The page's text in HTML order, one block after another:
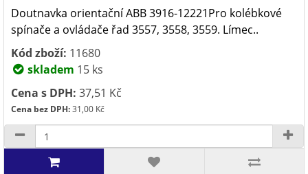
Doutnavka orientační ABB 3916-12221Pro kolébkové
spínače a ovládače řad 3557, 3558, 3559. Límec..
Kód zboží: 11680
skladem 15 ks
Cena s DPH: 37,51 Kč
Cena bez DPH:31,00 Kč